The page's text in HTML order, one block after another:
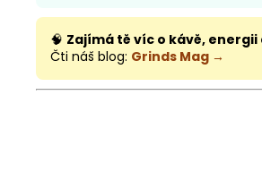
🧠 Zajímá tě víc o kávě, energii
Čti náš blog: Grinds Mag →